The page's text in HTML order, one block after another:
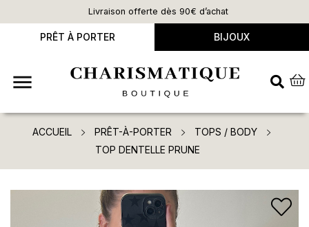
Livraison offerte dès 90€ d’achat
PRÊT À PORTER BIJOUX

ACCUEIL PRÊT-À-PORTER
TOPS / BODY
TOP DENTELLE PRUNE